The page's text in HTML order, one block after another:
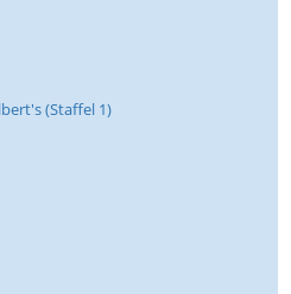
(Staffel 1)